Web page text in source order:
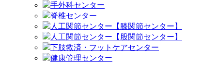
手外科センター
脊椎センター
人工関節センター【膝関節センター】
人工関節センター【股関節センター】
下肢救済・フットケアセンター
健康管理センター